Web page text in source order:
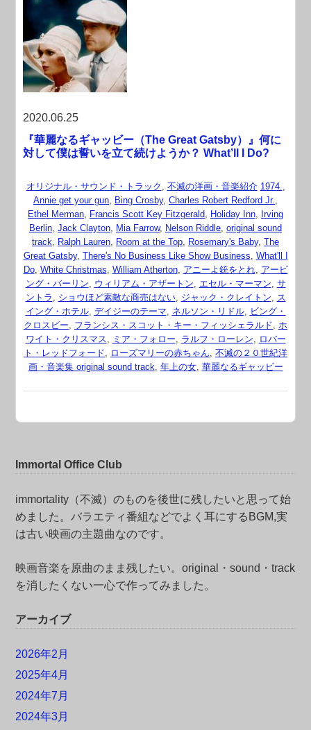
2020.06.25
『華麗なるギャッビー（The Great Gatsby）』何に
対して僕は誓いを立て続けようか？ What’ll I Do?
オリジナル・サウンド・トラック , 不滅の洋画・音楽紹介 1974.,
Annie get your gun, Bing Crosby, Charles Robert Redford Jr.,
Ethel Merman, Francis Scott Key Fitzgerald, Holiday Inn, Irving
Berlin, Jack Clayton, Mia Farrow, Nelson Riddle, original sound
track, Ralph Lauren, Room at the Top, Rosemary's Baby, The
Great Gatsby, There's No Business Like Show Business, What'll I
Do, White Christmas, William Atherton, アニーよ銃をとれ, アービ
ング・バーリン, ウィリアム・アザートン, エセル・マーマン, サ
ントラ , ショウほど素敵な商売はない, ジャック・クレイトン, ス
イング・ホテル, デイジーのテーマ, ネルソン・リドル, ビング・
クロスビー, フランシス・スコット・キー・フィッシェラルド, ホ
ワイト・クリスマス, ミア・フォロー, ラルフ・ローレン, ロバー
ト・レッドフォード, ローズマリーの赤ちゃん, 不滅の２０世紀洋
画・音楽集 original sound track, 年上の女, 華麗なるギャッビー
Immortal Office Club
immortality（不滅）のものを後世に残したいと思って始
めました。バラエティ番組などでよく耳にするBGM,実
は古い映画の主題曲なのです。
映画音楽を原曲のまま残したい。original・sound・track
を消したくない一心で作ってみました。
アーカイブ
2026年2月
2025年4月
2024年7月
2024年3月